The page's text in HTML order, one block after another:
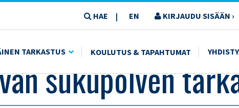
HAE | EN KIRJAUDU SISÄÄN ›
TARKASTUS KOULUTUS & TAPAHTUMAT
sukupolven